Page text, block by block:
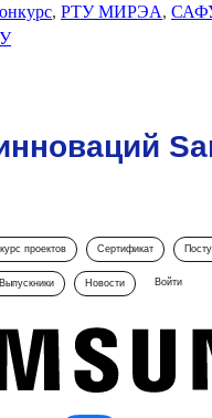
, РТУ МИРЭА,
проектов Сертификат
Выпускники Новости Войти